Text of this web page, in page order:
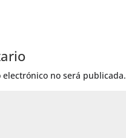
no será publicada.